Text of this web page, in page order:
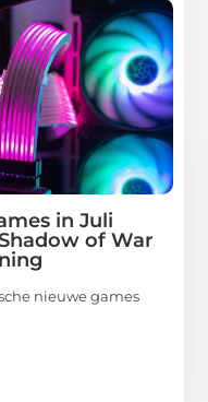
in Juli
of War
nieuwe games